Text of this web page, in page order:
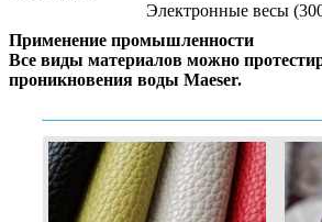
Электронные весы
Применение промышленности
Все виды материалов можно
проникновения воды Maeser.